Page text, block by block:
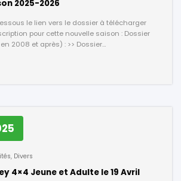
2025-2026
le lien vers le dossier à télécharger
pour cette nouvelle saison : Dossier
2008 et après) : >> Dossier…
, Divers
4×4 Jeune et Adulte le 19 Avril